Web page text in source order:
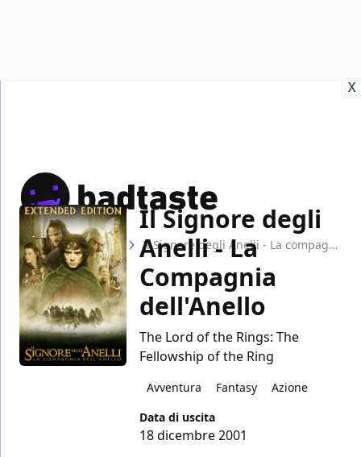
X
Home Film Il Signore degli Anelli - La compagnia dell'Anello
Il Signore degli
Anelli - La
Compagnia
dell'Anello
The Lord of the Rings: The
Fellowship of the Ring
Avventura Fantasy
Azione
Data di uscita
18 dicembre 2001